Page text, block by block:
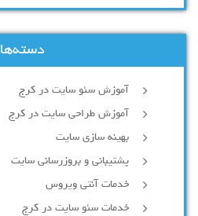
دسته‌ها
آموزش سئو سایت در کرج
آموزش طراحی سایت در کرج
بهینه سازی سایت
پشتیبانی و بروزرسانی سایت
خدمات آنتی ویروس
خدمات سئو سایت در کرج